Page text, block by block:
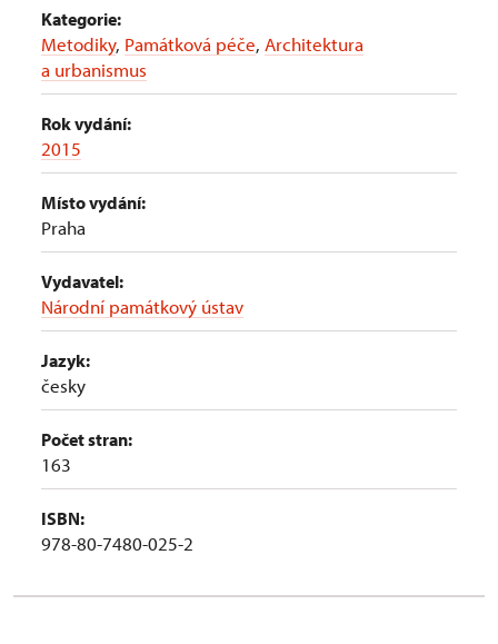
Kategorie:
Metodiky, Památková péče, Architektura
a urbanismus
Rok vydání:
2015
Místo vydání:
Praha
Vydavatel:
Národní památkový ústav
Jazyk:
česky
Počet stran:
163
ISBN:
978-80-7480-025-2